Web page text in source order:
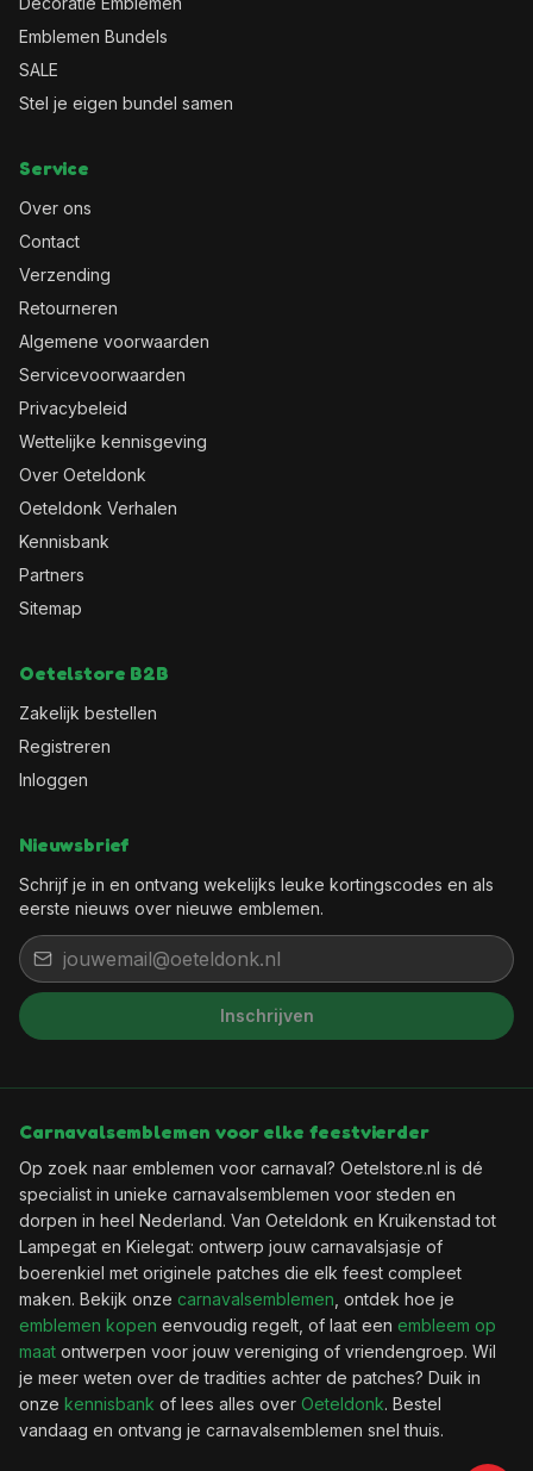
Emblemen Bundels
SALE
Stel je eigen bundel samen
Service
Over ons
Contact
Verzending
Retourneren
Algemene voorwaarden
Servicevoorwaarden
Privacybeleid
Wettelijke kennisgeving
Over Oeteldonk
Oeteldonk Verhalen
Kennisbank
Partners
Sitemap
Oetelstore B2B
Zakelijk bestellen
Registreren
Inloggen
Nieuwsbrief
Schrijf je in en ontvang wekelijks leuke kortingscodes en als
eerste nieuws over nieuwe emblemen.
Inschrijven
Carnavalsemblemen voor elke feestvierder
Op zoek naar emblemen voor carnaval? Oetelstore.nl is dé
specialist in unieke carnavalsemblemen voor steden en
dorpen in heel Nederland. Van Oeteldonk en Kruikenstad tot
Lampegat en Kielegat: ontwerp jouw carnavalsjasje of
boerenkiel met originele patches die elk feest compleet
maken. Bekijk onze carnavalsemblemen , ontdek hoe je
emblemen kopen eenvoudig regelt, of laat een embleem op
maat ontwerpen voor jouw vereniging of vriendengroep. Wil
je meer weten over de tradities achter de patches? Duik in
onze kennisbank of lees alles over Oeteldonk. Bestel
vandaag en ontvang je carnavalsemblemen snel thuis.
bent binnen!
Wil je elke week een leuke kortingscode in je
🎟️Wekelijks een verse kortingscode
✨ Als eerste de nieuwste emblemen
📬Geen spam, uitschrijven kan altijd
Ja, geef mij die korting!